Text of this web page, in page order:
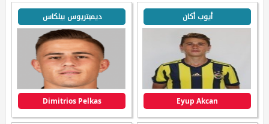
أيوب أكان
Eyup Akcan
ديميتريوس بيلكاس
Dimitrios Pelkas